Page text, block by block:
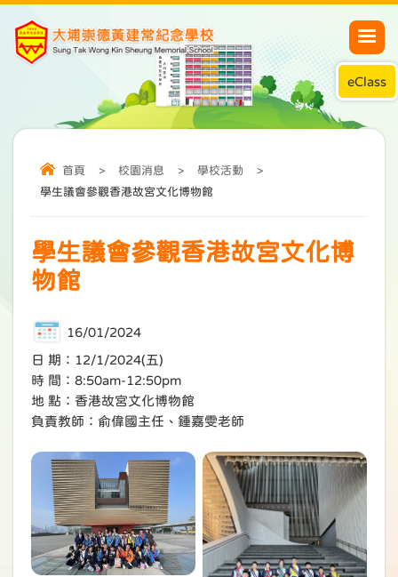
eClass
首頁 > 校園消息 > 學校活動
>
學生議會參觀香港故宮文化博物館
學生議會參觀香港故宮文化博
物館
16/01/2024
日 期：12/1/2024(五)
時 間：8:50am-12:50pm
地 點：香港故宮文化博物館
負責教師：俞偉國主任、鍾嘉雯老師